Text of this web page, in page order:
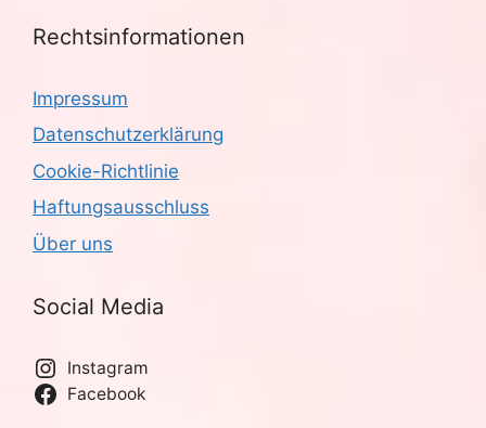
Rechtsinformationen
Impressum
Datenschutzerklärung
Cookie-Richtlinie
Haftungsausschluss
Über uns
Social Media
Instagram
Facebook